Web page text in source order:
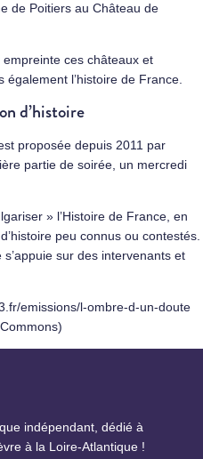
de Poitiers au Château de
ces châteaux et
également l’histoire de France.
d’histoire
proposée depuis 2011 par
partie de soirée, un mercredi
» l’Histoire de France, en
peu connus ou contestés.
sur des intervenants et
emissions/l-ombre-d-un-doute
indépendant, dédié à
à la Loire-Atlantique !